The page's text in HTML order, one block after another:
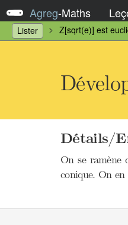
Agreg-Maths
Lister Z[sqrt(e)] est
Détails/
On se ramène
conique. On